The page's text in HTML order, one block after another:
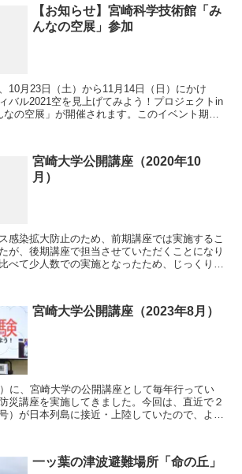
【お知らせ】宮崎科学技術館「み
んなの空展」参加
10月23日（土）から11月14日（日）にかけ
バル2021空を見上げてみよう！プロジェクトin
の空展」が開催されます。このイベント期間
宮崎大学公開講座（2020年10
月）
感染拡大防止のため、前期講座では実施するこ
が、後期講座で担当させていただくことになり
べて少人数での実施となったため、じっくりお
宮崎大学公開講座（2023年8月）
に、宮崎大学の公開講座として毎年行ってい
災講座を実施してきました。今回は、直近で２
）が日本列島に接近・上陸していたので、より
一ッ葉の津波避難場所「命の丘」